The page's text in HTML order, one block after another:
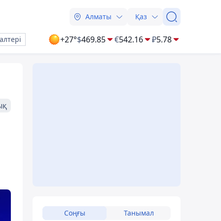
Алматы Қаз
+27°$469.85 €542.16 ₽5.78
Соңғы Танымал